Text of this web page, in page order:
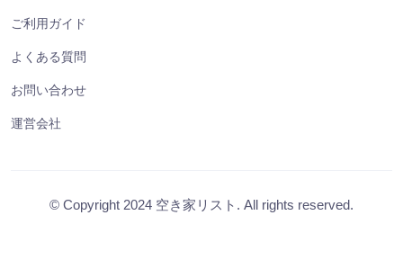
ご利用ガイド
よくある質問
お問い合わせ
運営会社
© Copyright 2024 空き家リスト. All rights reserved.